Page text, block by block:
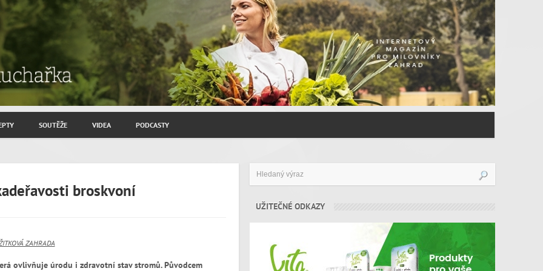
SOUTĚŽE VIDEA PODCASTY
broskvoní
ZAHRADA
ovlivňuje úrodu i zdravotní stav stromů. Původcem
UŽITEČNÉ ODKAZY